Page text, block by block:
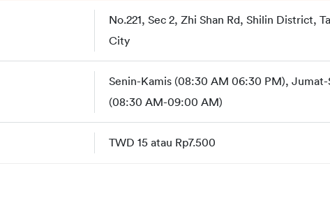
No.221, Sec 2, Zhi Shan Rd, Shilin District,
City
Senin-Kamis (08:30 AM 06:30 PM), Jumat-
(08:30 AM-09:00 AM)
TWD 15 atau Rp7.500